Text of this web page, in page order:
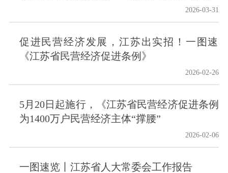
2026-03-31
促进民营经济发展，江苏出实招！一图速
《江苏省民营经济促进条例》
2026-02-26
5月20日起施行，《江苏省民营经济促进条例
为1400万户民营经济主体“撑腰”
2026-02-06
一图速览丨江苏省人大常委会工作报告